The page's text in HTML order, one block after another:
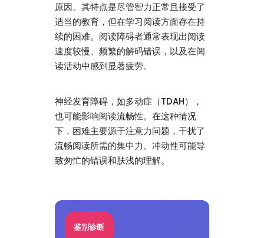
原因。其特点是尽管智力正常且接受了
适当的教育，但在学习阅读方面存在持
续的困难。阅读障碍者通常表现出阅读
速度较慢、频繁的解码错误，以及在阅
读活动中感到显著疲劳。
神经发育障碍，如多动症（TDAH），
也可能影响阅读流畅性。在这种情况
下，困难主要源于注意力问题，干扰了
流畅阅读所需的集中力。冲动性可能导
致匆忙的错误和肤浅的理解。
鉴别诊断